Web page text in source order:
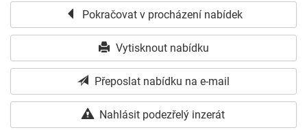
Pokračovat v procházení nabídek
Vytisknout nabídku
Přeposlat nabídku na e-mail
Nahlásit podezřelý inzerát